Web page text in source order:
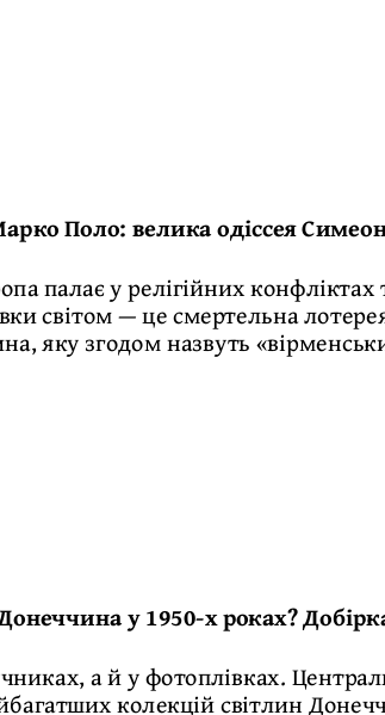
Поло: велика одіссея
палає у релігійних
світом — це смертельна
яку згодом назвуть
у 1950-х роках?
а й у фотоплівках.
колекцій світлин